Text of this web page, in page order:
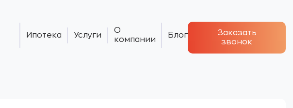
Ипотека Услуги
О
компании
Блог
Заказать
звонок